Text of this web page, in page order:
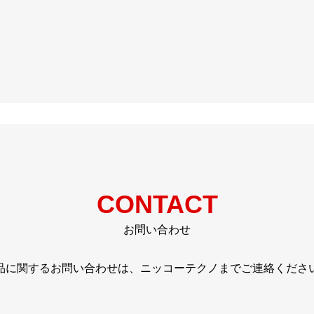
CONTACT
お問い合わせ
に関するお問い合わせは、ニッコーテクノまでご連絡くださ